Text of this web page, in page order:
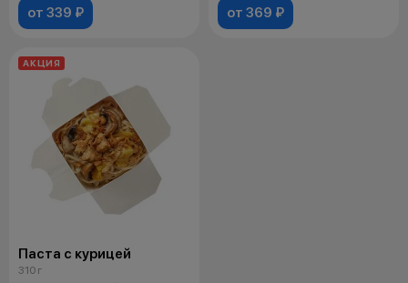
от 339 ₽ от 369 ₽
АКЦИЯ
Паста с курицей
310 г